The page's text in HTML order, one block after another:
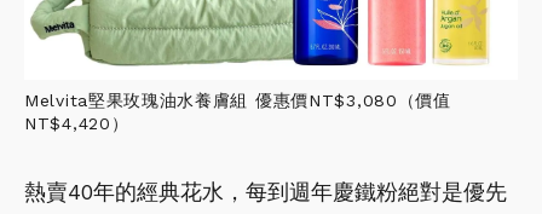
Melvita堅果玫瑰油水養膚組 優惠價NT$3,080（價值
NT$4,420）
熱賣40年的經典花水，每到週年慶鐵粉絕對是優先